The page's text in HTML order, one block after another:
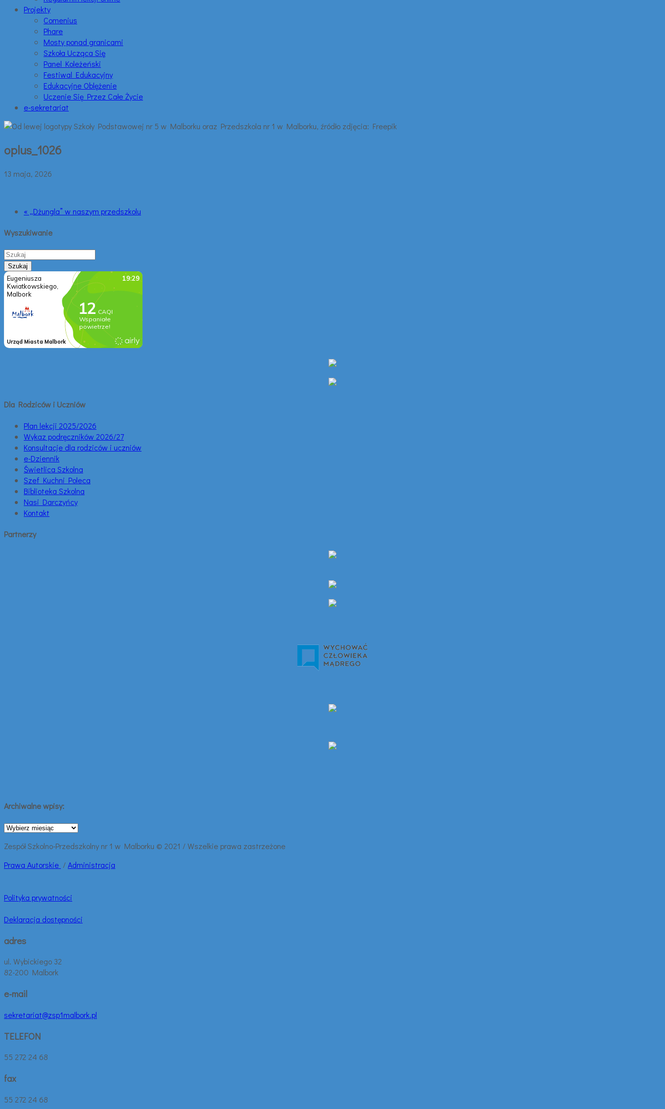
Projekty
Comenius
Phare
Mosty ponad granicami
Szkoła Ucząca Się
Panel Koleżeński
Festiwal Edukacyjny
Edukacyjne Oblężenie
Uczenie Się Przez Całe Życie
e-sekretariat
oplus_1026
13 maja, 2026
« „Dżungla” w naszym przedszkolu
Wyszukiwanie
Dla Rodziców i Uczniów
Plan lekcji 2025/2026
Wykaz podręczników 2026/27
Konsultacje dla rodziców i uczniów
e-Dziennik
Świetlica Szkolna
Szef Kuchni Poleca
Biblioteka Szkolna
Nasi Darczyńcy
Kontakt
Partnerzy
Archiwalne wpisy:
Archiwalne
Zespół Szkolno-Przedszkolny nr 1 w Malborku © 2021 / Wszelkie prawa zastrzeżone
Prawa Autorskie /Administracja
Polityka prywatności
Deklaracja dostępności
adres
ul. Wybickiego 32
82-200 Malbork
e-mail
sekretariat@zsp1malbork.pl
TELEFON
55 272 24 68
fax
55 272 24 68